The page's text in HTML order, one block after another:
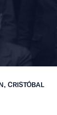
CRISTÓBAL